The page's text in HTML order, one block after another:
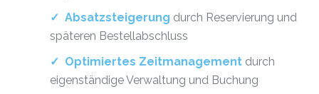
✓ Absatzsteigerung durch Reservierung und
späteren Bestellabschluss
✓ Optimiertes Zeitmanagement durch
eigenständige Verwaltung und Buchung